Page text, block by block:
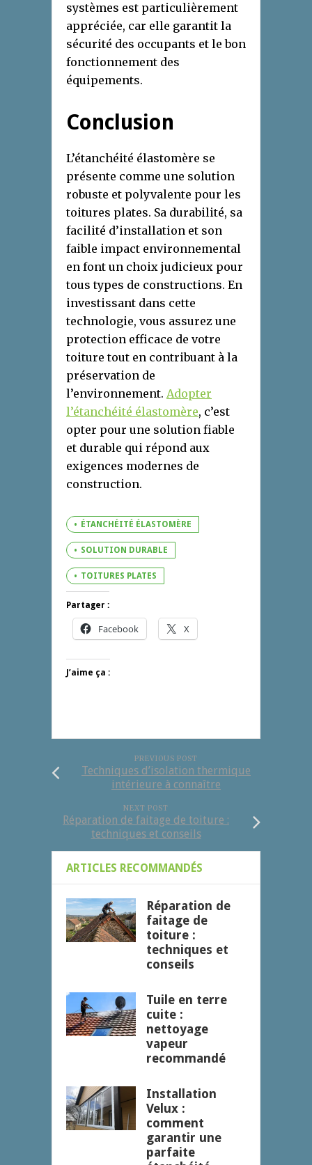
systèmes est particulièrement
appréciée, car elle garantit la
sécurité des occupants et le bon
fonctionnement des
équipements.
Conclusion
L’étanchéité élastomère se
présente comme une solution
robuste et polyvalente pour les
toitures plates. Sa durabilité, sa
facilité d’installation et son
faible impact environnemental
en font un choix judicieux pour
tous types de constructions. En
investissant dans cette
technologie, vous assurez une
protection efficace de votre
toiture tout en contribuant à la
préservation de
l’environnement. Adopter
l’étanchéité élastomère, c’est
opter pour une solution fiable
et durable qui répond aux
exigences modernes de
construction.
ÉTANCHÉITÉ ÉLASTOMÈRE
SOLUTION DURABLE
TOITURES PLATES
Partager :
Facebook X
J’aime ça :
PREVIOUS POST
Techniques d’isolation thermique
intérieure à connaître
NEXT POST
Réparation de faitage de toiture :
techniques et conseils
ARTICLES RECOMMANDÉS
Réparation de
faitage de
toiture :
techniques et
conseils
Tuile en terre
cuite :
nettoyage
vapeur
recommandé
Installation
Velux :
comment
garantir une
parfaite